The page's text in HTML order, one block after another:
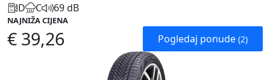
D C 69 dB
NAJNIŽA CIJENA
€ 39,26 Pogledaj ponude (2)